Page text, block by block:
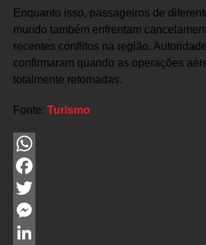
Enquanto isso, passageiros de
mundo também enfrentam
recentes conflitos na região.
confirmaram quando as operações
totalmente retomadas.
Fonte: Turismo
WhatsApp
Facebook
Twitter
Messenger